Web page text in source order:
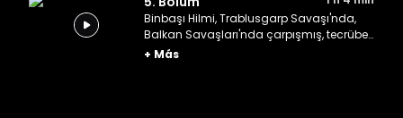
Binbaşı Hilmi, Trablusgarp Savaşı'nda,
Balkan Savaşları'nda çarpışmış, tecrübeli
bir askerdir. İyi kalpli, babacan bir mizaca
+ Más